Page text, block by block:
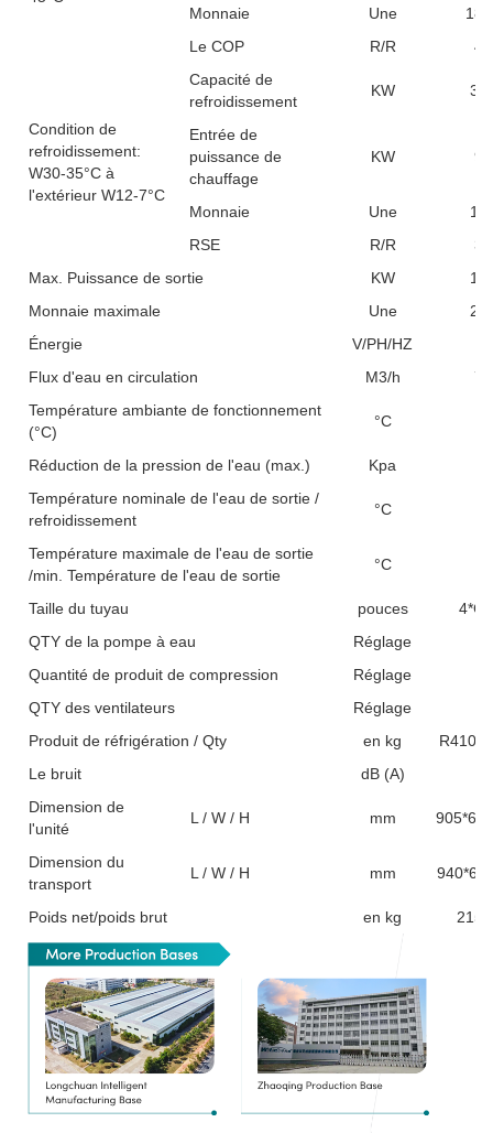
Monnaie
Une
Le COP
R/R
Condition de
refroidissement:
W30-35°C à
l'extérieur W12-7°C
Capacité de
refroidissement
KW
Entrée de
puissance de
chauffage
KW
Monnaie Une
RSE
R/R
Max. Puissance de sortie
KW
Monnaie maximale
Une
Énergie
V/PH/HZ
Flux d'eau en circulation
M3/h
Température ambiante de fonctionnement
(°C)
°C
Réduction de la pression de l'eau (max.) Kpa
Température nominale de l'eau de sortie /
refroidissement
°C
Température maximale de l'eau de sortie
/min. Température de l'eau de sortie
°C
Taille du tuyau pouces
QTY de la pompe à eau
Réglage
Quantité de produit de compression
Réglage
QTY des ventilateurs
Réglage
Produit de réfrigération / Qty
en kg
Le bruit
dB (A)
Dimension de
l'unité
L / W / H mm
Dimension du
transport
L / W / H mm
Poids net/poids brut en kg 215/